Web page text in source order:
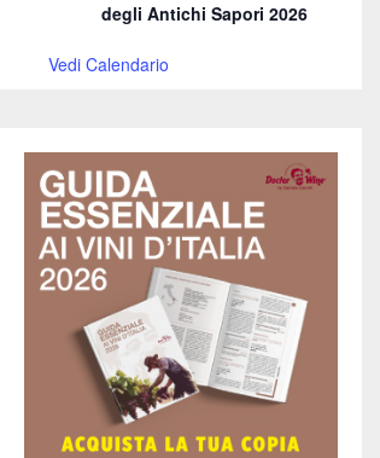
degli Antichi Sapori 2026
Vedi Calendario